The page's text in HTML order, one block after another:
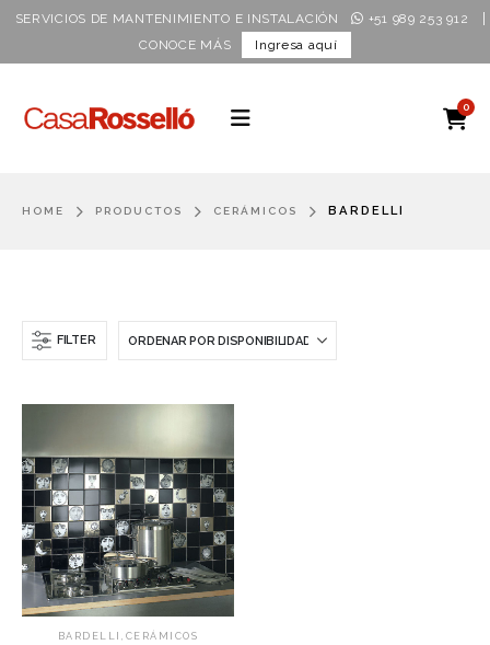
SERVICIOS DE MANTENIMIENTO E INSTALACIÓN +51 989 253 912
CONOCE MÁS Ingresa aquí
0
HOME PRODUCTOS CERÁMICOS BARDELLI
FILTER
BARDELLI CERÁMICOS